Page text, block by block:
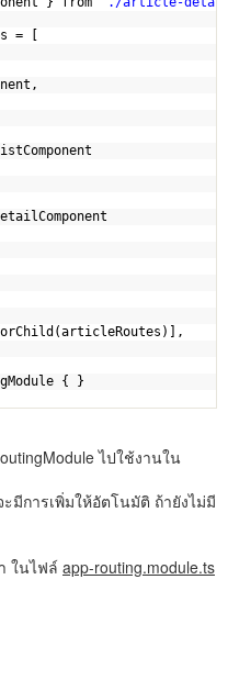
= [
{ }
ไปใช้งานใน
มีการเพิ่มให้อัตโนมัติ ถ้ายังไม่มี
ในไฟล์ app-routing.module.ts